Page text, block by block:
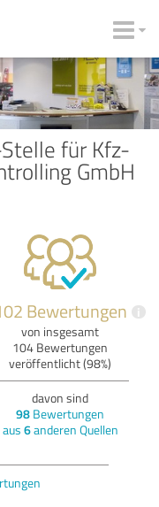
für Kfz-
GmbH
Bewertungen i
von insgesamt
104 Bewertungen
veröffentlicht (98%)
davon sind
98 Bewertungen
aus 6anderen Quellen